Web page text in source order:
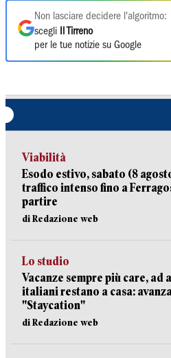
Non lasciare decidere l'algoritmo:
scegli
Il Tirreno
per le tue notizie su Google
Viabilità
Esodo estivo, sabato (8
traffico intenso fino a
partire
di Redazione web
Lo studio
Vacanze sempre più care, ad
italiani restano a casa:
"Staycation"
di Redazione web